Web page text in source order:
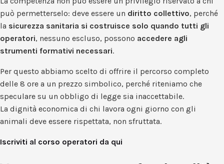
può permetterselo: deve essere un diritto collettivo, perché
la sicurezza sanitaria si costruisce solo quando tutti gli
operatori, nessuno escluso, possono accedere agli
strumenti formativi necessari.
Per questo abbiamo scelto di offrire il percorso completo
delle 8 ore a un prezzo simbolico, perché riteniamo che
speculare su un obbligo di legge sia inaccettabile.
La dignità economica di chi lavora ogni giorno con gli
animali deve essere rispettata, non sfruttata.
Iscriviti al corso operatori da qui